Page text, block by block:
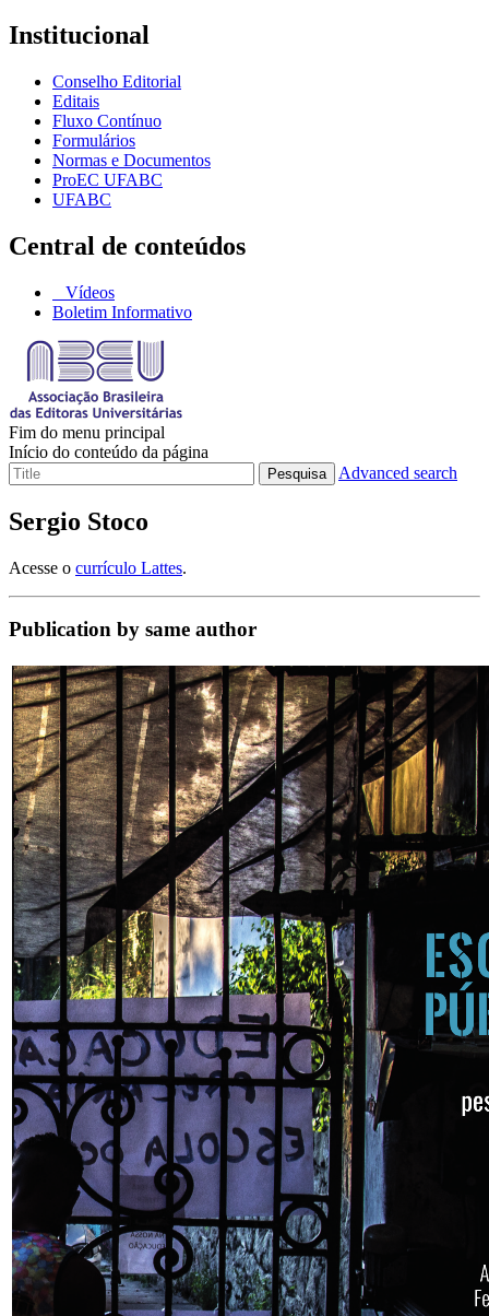
Institucional
Conselho Editorial
Editais
Fluxo Contínuo
Formulários
Normas e Documentos
ProEC UFABC
UFABC
Central de conteúdos
Vídeos
Boletim Informativo
Fim do menu principal
Início do conteúdo da página
Pesquisa Advanced search
Sergio Stoco
Acesse o currículo Lattes.
Publication by same author